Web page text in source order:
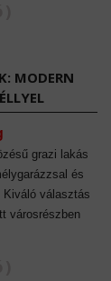
MODERN
grazi lakás
és
Kiváló választás
városrészben